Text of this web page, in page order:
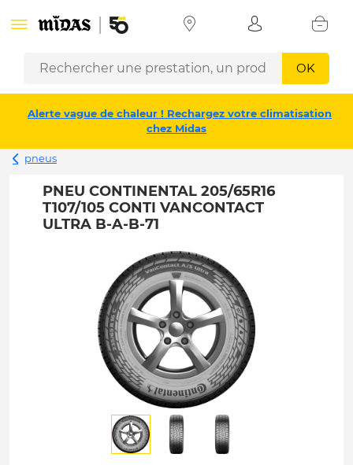
OK
Alerte vague de chaleur ! Rechargez votre climatisation
chez Midas
pneus
PNEU CONTINENTAL 205/65R16
T107/105 CONTI VANCONTACT
ULTRA B-A-B-71